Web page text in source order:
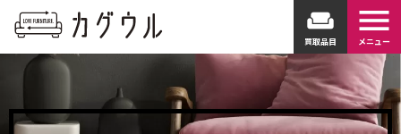
weekend
買取品目
menu
メニュー